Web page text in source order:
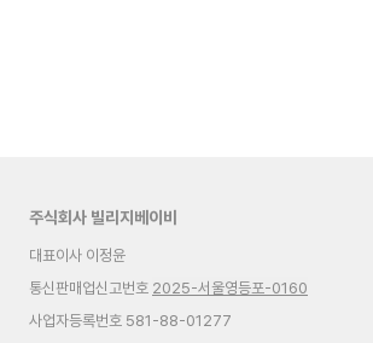
주식회사 빌리지베이비
대표이사 이정윤
통신판매업신고번호 2025-서울영등포-0160
사업자등록번호 581-88-01277